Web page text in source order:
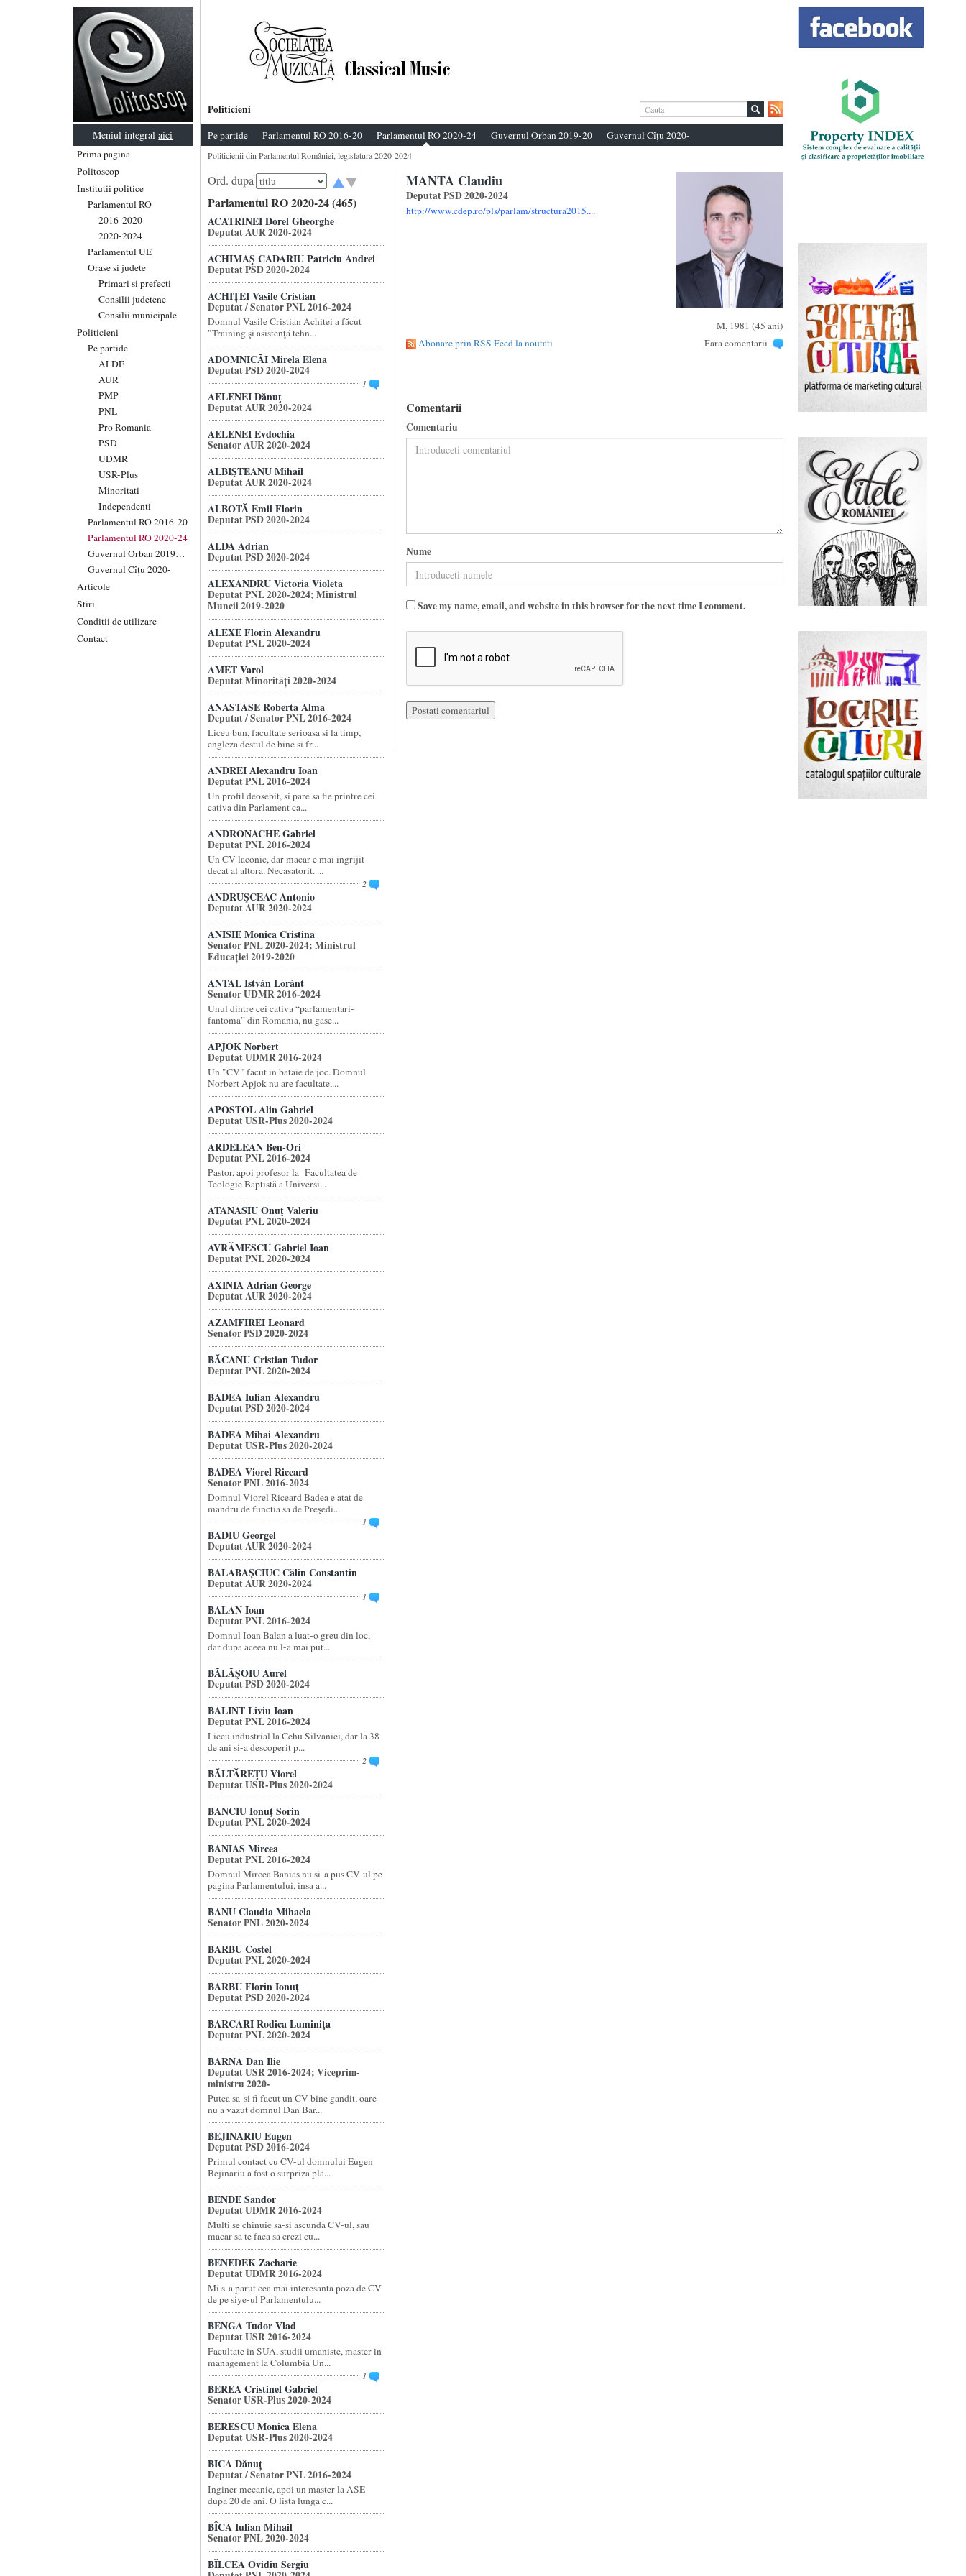
Meniul integralaici
Prima pagina
Politoscop
Institutii politice
Parlamentul RO
2016-2020
2020-2024
Parlamentul UE
Orase si judete
Primari si prefecti
Consilii judetene
Consilii municipale
Politicieni
Pe partide
ALDE
AUR
PMP
PNL
Pro Romania
PSD
UDMR
USR-Plus
Minoritati
Independenti
Parlamentul RO 2016-20
Parlamentul RO 2020-24
Guvernul Orban 2019-20
Guvernul Cîțu 2020-
Articole
Stiri
Conditii de utilizare
Contact
Politicieni
Pe partide Parlamentul RO 2016-20 Parlamentul RO 2020-24 Guvernul Orban 2019-20 Guvernul Cîțu 2020-
Politicienii din Parlamentul României, legislatura 2020-2024
Ord. dupa
Parlamentul RO 2020-24 (465)
ACATRINEI Dorel Gheorghe
Deputat AUR 2020-2024
ACHIMAŞ CADARIU Patriciu Andrei
Deputat PSD 2020-2024
ACHIȚEI Vasile Cristian
Deputat / Senator PNL 2016-2024
Domnul Vasile Cristian Achitei a făcut
"Training şi asistenţă tehn...
ADOMNICĂI Mirela Elena
Deputat PSD 2020-2024
1
AELENEI Dănuţ
Deputat AUR 2020-2024
AELENEI Evdochia
Senator AUR 2020-2024
ALBIŞTEANU Mihail
Deputat AUR 2020-2024
ALBOTĂ Emil Florin
Deputat PSD 2020-2024
ALDA Adrian
Deputat PSD 2020-2024
ALEXANDRU Victoria Violeta
Deputat PNL 2020-2024; Ministrul
Muncii 2019-2020
ALEXE Florin Alexandru
Deputat PNL 2020-2024
AMET Varol
Deputat Minorități 2020-2024
ANASTASE Roberta Alma
Deputat / Senator PNL 2016-2024
Liceu bun, facultate serioasa si la timp,
engleza destul de bine si fr...
ANDREI Alexandru Ioan
Deputat PNL 2016-2024
Un profil deosebit, si pare sa fie printre cei
cativa din Parlament ca...
ANDRONACHE Gabriel
Deputat PNL 2016-2024
Un CV laconic, dar macar e mai ingrijit
decat al altora. Necasatorit. ...
2
ANDRUŞCEAC Antonio
Deputat AUR 2020-2024
ANISIE Monica Cristina
Senator PNL 2020-2024; Ministrul
Educației 2019-2020
ANTAL István Loránt
Senator UDMR 2016-2024
Unul dintre cei cativa “parlamentari-
fantoma” din Romania, nu gase...
APJOK Norbert
Deputat UDMR 2016-2024
Un "CV" facut in bataie de joc. Domnul
Norbert Apjok nu are facultate,...
APOSTOL Alin Gabriel
Deputat USR-Plus 2020-2024
ARDELEAN Ben-Ori
Deputat PNL 2016-2024
Pastor, apoi profesor la Facultatea de
Teologie Baptistă a Universi...
ATANASIU Onuţ Valeriu
Deputat PNL 2020-2024
AVRĂMESCU Gabriel Ioan
Deputat PNL 2020-2024
AXINIA Adrian George
Deputat AUR 2020-2024
AZAMFIREI Leonard
Senator PSD 2020-2024
BĂCANU Cristian Tudor
Deputat PNL 2020-2024
BADEA Iulian Alexandru
Deputat PSD 2020-2024
BADEA Mihai Alexandru
Deputat USR-Plus 2020-2024
BADEA Viorel Riceard
Senator PNL 2016-2024
Domnul Viorel Riceard Badea e atat de
mandru de functia sa de Preşedi...
1
BADIU Georgel
Deputat AUR 2020-2024
BALABAŞCIUC Călin Constantin
Deputat AUR 2020-2024
1
BALAN Ioan
Deputat PNL 2016-2024
Domnul Ioan Balan a luat-o greu din loc,
dar dupa aceea nu l-a mai put...
BĂLĂŞOIU Aurel
Deputat PSD 2020-2024
BALINT Liviu Ioan
Deputat PNL 2016-2024
Liceu industrial la Cehu Silvaniei, dar la 38
de ani si-a descoperit p...
2
BĂLTĂREŢU Viorel
Deputat USR-Plus 2020-2024
BANCIU Ionuţ Sorin
Deputat PNL 2020-2024
BANIAS Mircea
Deputat PNL 2016-2024
Domnul Mircea Banias nu si-a pus CV-ul pe
pagina Parlamentului, insa a...
BANU Claudia Mihaela
Senator PNL 2020-2024
BARBU Costel
Deputat PNL 2020-2024
BARBU Florin Ionuţ
Deputat PSD 2020-2024
BARCARI Rodica Luminiţa
Deputat PNL 2020-2024
BARNA Dan Ilie
Deputat USR 2016-2024; Viceprim-
ministru 2020-
Putea sa-si fi facut un CV bine gandit, oare
nu a vazut domnul Dan Bar...
BEJINARIU Eugen
Deputat PSD 2016-2024
Primul contact cu CV-ul domnului Eugen
Bejinariu a fost o surpriza pla...
BENDE Sandor
Deputat UDMR 2016-2024
Multi se chinuie sa-si ascunda CV-ul, sau
macar sa te faca sa crezi cu...
BENEDEK Zacharie
Deputat UDMR 2016-2024
Mi s-a parut cea mai interesanta poza de CV
de pe siye-ul Parlamentulu...
BENGA Tudor Vlad
Deputat USR 2016-2024
Facultate in SUA, studii umaniste, master in
management la Columbia Un...
1
BEREA Cristinel Gabriel
Senator USR-Plus 2020-2024
BERESCU Monica Elena
Deputat USR-Plus 2020-2024
BICA Dănuț
Deputat / Senator PNL 2016-2024
Inginer mecanic, apoi un master la ASE
dupa 20 de ani. O lista lunga c...
BÎCA Iulian Mihail
Senator PNL 2020-2024
BÎLCEA Ovidiu Sergiu
MANTA Claudiu
Deputat PSD 2020-2024
http://www.cdep.ro/pls/parlam/structura2015....
M, 1981 (45 ani)
Abonare prin RSS Feed la noutati
Fara comentarii
Comentarii
Comentariu
Nume
Save my name, email, and website in this browser for the next time I comment.